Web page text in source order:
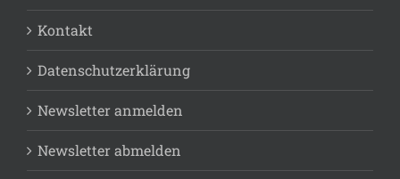
Kontakt
Datenschutzerklärung
Newsletter anmelden
Newsletter abmelden